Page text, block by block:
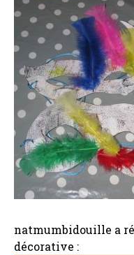
natmumbidouille a
décorative :